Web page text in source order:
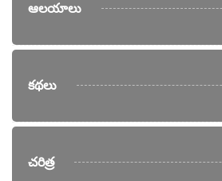
ఆలయాలు
కథలు
చరిత్ర